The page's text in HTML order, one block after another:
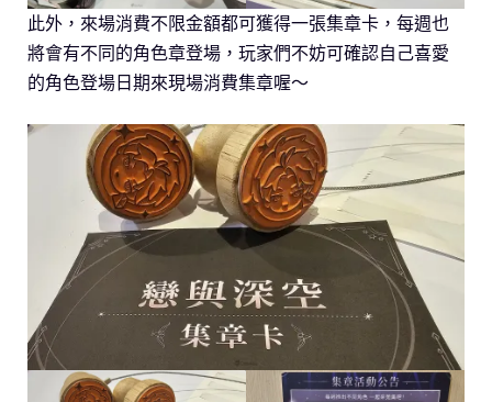
此外，來場消費不限金額都可獲得一張集章卡，每週也
將會有不同的角色章登場，玩家們不妨可確認自己喜愛
的角色登場日期來現場消費集章喔～